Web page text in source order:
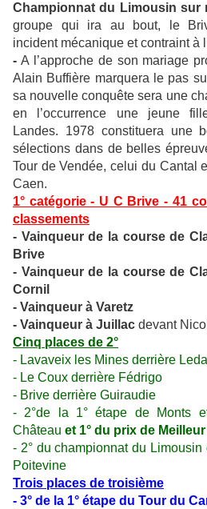
Championnat du Limousin sur
groupe qui ira au bout, le
incident mécanique et contraint à
- A l’approche de son mariage
Alain Buffière marquera le pas
sa nouvelle conquête sera une
en l’occurrence une jeune
Landes. 1978 constituera une
sélections dans de belles
Tour de Vendée, celui du Cantal
Caen.
1° catégorie - U C Brive - 41
classements
- Vainqueur de la course de
Brive
- Vainqueur de la course de
Cornil
- Vainqueur à Varetz
- Vainqueur à Juillac devant
Cinq places de 2°
- Lavaveix les Mines derrière
- Le Coux derrière Fédrigo
- Brive derrière Guiraudie
- 2°de la 1° étape de Monts
Château et 1° du prix de
- 2° du championnat du
Poitevine
Trois places de troisième
- 3° de la 1° étape du Tour du